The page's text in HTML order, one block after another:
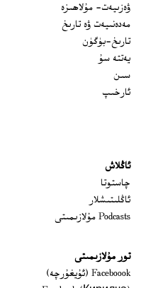
ۋەزىيەت- مۇلاھىزە
مەدەنىيەت ۋە تارىخ
تارىخ-بۈگۈن
يەتتە سۇ
سىن
ئارخىپ
ئاڭلاش
چاستوتا
ئاڭلىتىشلار
Podcasts مۇلازىمىتى
تور مۇلازىمىتى
Faceboook (ئۇيغۇرچە)
window